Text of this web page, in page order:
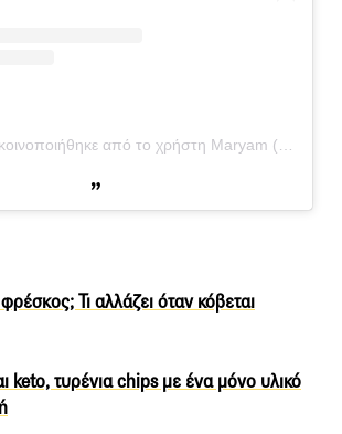
Τι αλλάζει όταν κόβεται
keto, τυρένια chips με ένα μόνο υλικό